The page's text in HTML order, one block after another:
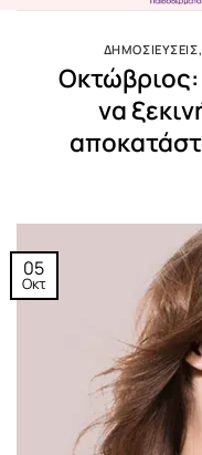
ΔΗΜΟΣΙΕΥΣΕΙΣ,
Οκτώβριος:
να
05
Οκτ